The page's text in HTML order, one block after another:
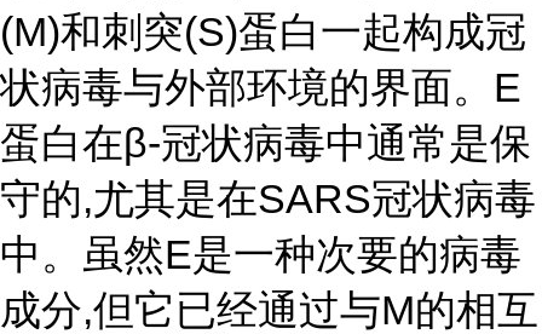
(M)和刺突(S)蛋白一起构成冠
状病毒与外部环境的界面。E
蛋白在β-冠状病毒中通常是保
守的,尤其是在SARS冠状病毒
中。虽然E是一种次要的病毒
成分,但它已经通过与M的相互